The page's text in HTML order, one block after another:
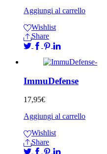
Aggiungi al carrello
Wishlist
Share
ImmuDefense
17,95€
Aggiungi al carrello
Wishlist
Share